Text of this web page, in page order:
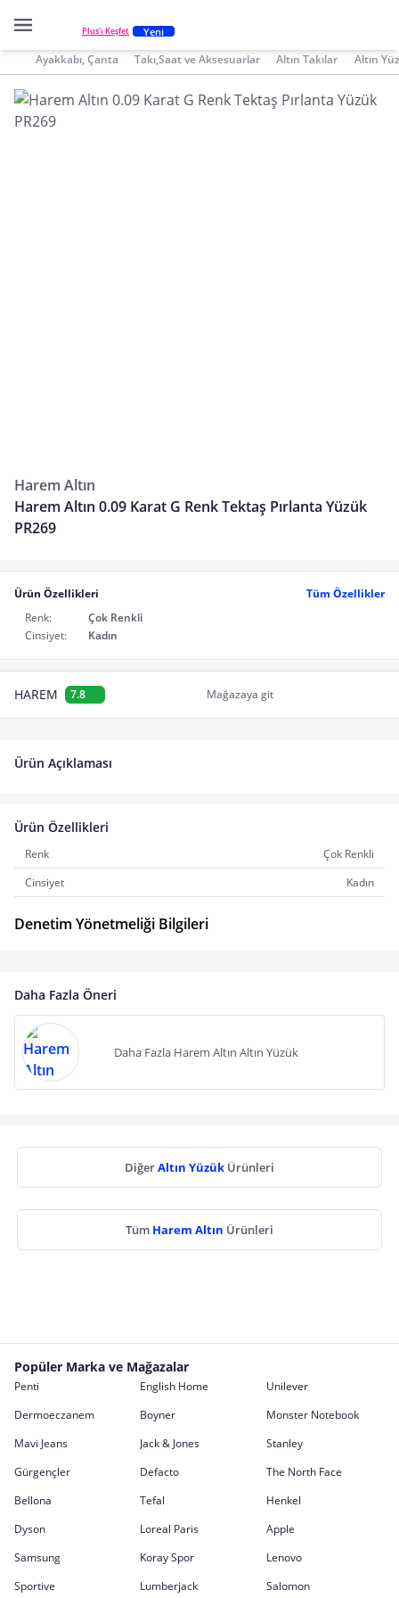
Plus'ı Keşfet Yeni
Ayakkabı, Çanta Takı,Saat ve Aksesuarlar Altın Takılar Altın
Harem Altın
Harem Altın 0.09 Karat G Renk Tektaş Pırlanta Yüzük
PR269
Ürün Özellikleri
Tüm Özellikler
Renk:
Çok Renkli
Cinsiyet:
Kadın
HAREM 7.8 Mağazaya git
Ürün Açıklaması
Ürün Özellikleri
Renk
Çok Renkli
Cinsiyet
Kadın
Denetim Yönetmeliği Bilgileri
Daha Fazla Öneri
Daha Fazla Harem Altın Altın Yüzük
DiğerAltın Yüzük Ürünleri
Tüm Harem Altın Ürünleri
Popüler Marka ve Mağazalar
Penti English Home
Unilever
Dermoeczanem
Boyner
Monster Notebook
Mavi Jeans
Jack & Jones
Stanley
Gürgençler
Defacto
The North Face
Bellona
Tefal
Henkel
Dyson
Loreal Paris
Apple
Samsung
Koray Spor
Lenovo
Sportive
Lumberjack Salomon